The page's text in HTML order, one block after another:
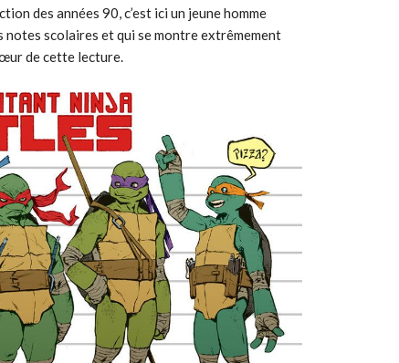
des années 90, c’est ici un jeune homme
notes scolaires et qui se montre extrêmement
de cette lecture.